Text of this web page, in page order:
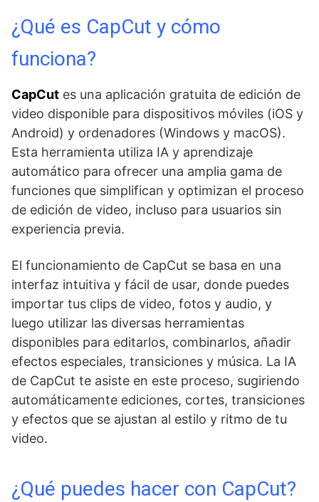
¿Qué es CapCut y cómo
funciona?
CapCut es una aplicación gratuita de edición de
video disponible para dispositivos móviles (iOS y
Android) y ordenadores (Windows y macOS).
Esta herramienta utiliza IA y aprendizaje
automático para ofrecer una amplia gama de
funciones que simplifican y optimizan el proceso
de edición de video, incluso para usuarios sin
experiencia previa.
El funcionamiento de CapCut se basa en una
interfaz intuitiva y fácil de usar, donde puedes
importar tus clips de video, fotos y audio, y
luego utilizar las diversas herramientas
disponibles para editarlos, combinarlos, añadir
efectos especiales, transiciones y música. La IA
de CapCut te asiste en este proceso, sugiriendo
automáticamente ediciones, cortes, transiciones
y efectos que se ajustan al estilo y ritmo de tu
video.
¿Qué puedes hacer con CapCut?